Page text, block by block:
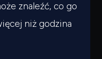
znaleźć, co go
niż godzina